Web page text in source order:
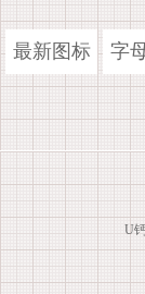
最新图标 字
U